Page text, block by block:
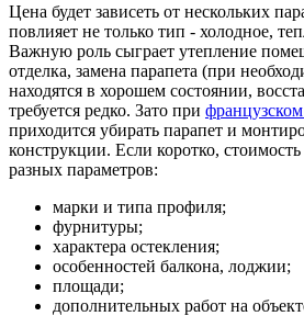
Цена будет зависеть от нескольких
повлияет не только тип - холодное,
Важную роль сыграет утепление
отделка, замена парапета (при
находятся в хорошем состоянии,
требуется редко. Зато при
приходится убирать парапет и
конструкции. Если коротко, стоимость
разных параметров:
марки и типа профиля;
фурнитуры;
характера остекления;
особенностей балкона, лоджии;
площади;
дополнительных работ на